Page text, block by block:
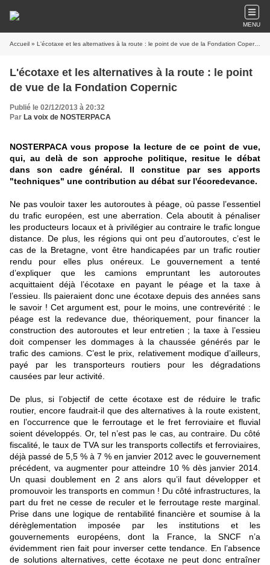
MENU
Accueil » L'écotaxe et les alternatives à la route : le point de vue de la Fondation Copernic
L'écotaxe et les alternatives à la route : le point
de vue de la Fondation Copernic
Publié le 02/12/2013 à 20:32
Par La voix de NOSTERPACA
NOSTERPACA vous propose la lecture de ce point de vue,
qui, au delà de son approche politique, resitue le débat
dans son cadre général. Il constitue par ses apports
"techniques" une contribution au débat sur l'écoredevance.
Ne pas vouloir taxer les autoroutes à péage, où passe l’essentiel
du trafic européen, est une aberration. Cela aboutit à pénaliser
les producteurs locaux et à privilégier au contraire le trafic longue
distance. De plus, les régions qui ont peu d’autoroutes, c’est le
cas de la Bretagne, vont être handicapées par un trafic routier
rendu pour elles plus onéreux. Le gouvernement a tenté
d’expliquer que les camions empruntant les autoroutes
acquittaient déjà l’écotaxe en payant le péage et la taxe à
l’essieu. Ils paieraient donc une écotaxe depuis des années sans
le savoir ! Cet argument est, pour le moins, une contrevérité : le
péage est la redevance due, théoriquement, pour financer la
construction des autoroutes et leur entretien ; la taxe à l’essieu
doit compenser les dommages à la chaussée générés par le
trafic des camions. C’est le prix, relativement modique d’ailleurs,
payé par les transporteurs routiers pour les dégradations
causées par leur activité.
De plus, si l’objectif de cette écotaxe est de réduire le trafic
routier, encore faudrait-il que des alternatives à la route existent,
en l’occurrence que le ferroutage et le fret ferroviaire et fluvial
soient développés. Or, tel n’est pas le cas, au contraire. Du côté
fiscalité, le taux de TVA sur les transports collectifs et ferroviaires,
déjà passé de 5,5 % à 7 % en janvier 2012 avec le gouvernement
précédent, va augmenter pour atteindre 10 % dès janvier 2014.
Un quasi doublement en 2 ans alors qu’il faut développer et
promouvoir les transports en commun ! Du côté infrastructures, la
part du fret ne cesse de reculer et le ferroutage reste marginal.
Prise dans une logique de rentabilité financière et soumise à la
dérèglementation imposée par les institutions et les
gouvernements européens, dont la France, la SNCF n’a
évidemment rien fait pour inverser cette tendance. En l’absence
de solutions alternatives, cette écotaxe ne peut donc entraîner